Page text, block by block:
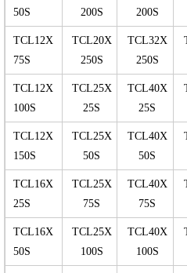
50S
200S
200S
TCL12X
75S
TCL20X
250S
TCL32X
250S
TCL12X
100S
TCL25X
25S
TCL40X
25S
TCL12X
150S
TCL25X
50S
TCL40X
50S
TCL16X
25S
TCL25X
75S
TCL40X
75S
TCL16X
50S
TCL25X
100S
TCL40X
100S